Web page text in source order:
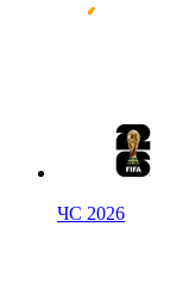
ЧС 2026